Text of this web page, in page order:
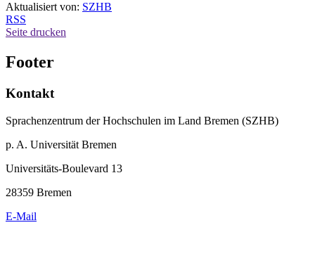
Aktualisiert von: SZHB
RSS
Seite drucken
Footer
Kontakt
Sprachenzentrum der Hochschulen im Land Bremen (SZHB)
p. A. Universität Bremen
Universitäts-Boulevard 13
28359 Bremen
E-Mail